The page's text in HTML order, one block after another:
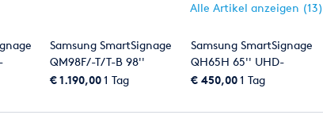
Alle Artikel anzeigen (13)
Samsung SmartSignage
QM98F/-T/T-B 98''
UHD-Display
€ 1.190,001 Tag
Samsung SmartSignage
QH65H 65'' UHD-
QLED-Display 4K
€ 450,001 Tag